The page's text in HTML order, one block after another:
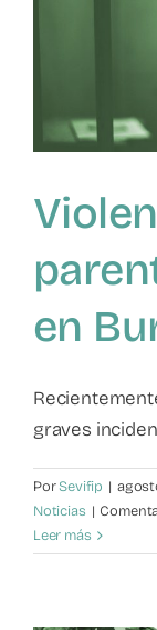
en
graves
PorSevifip |
Noticias |
Leer más